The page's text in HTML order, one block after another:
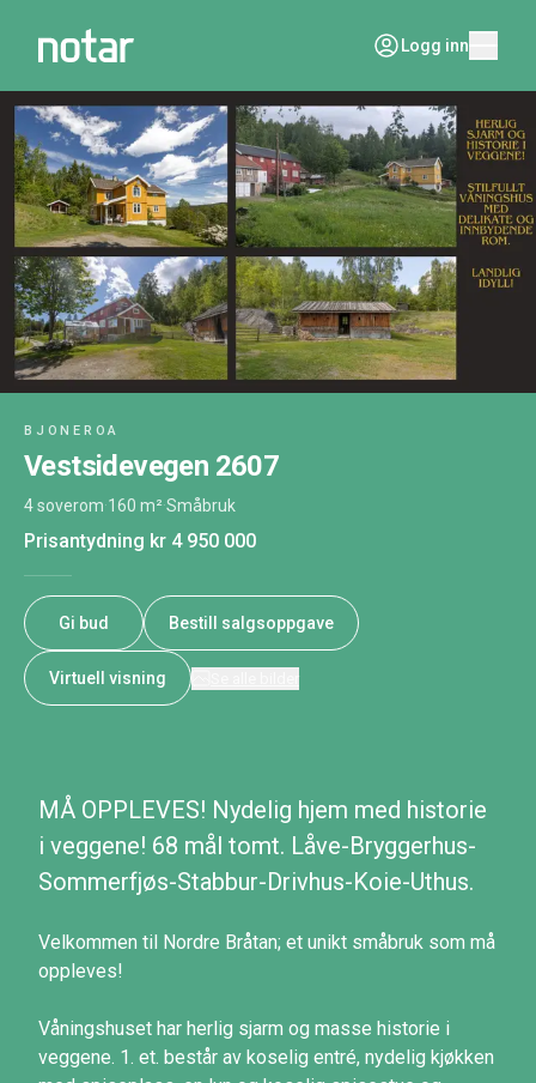
Logg inn
BJONEROA
Vestsidevegen 2607
4 soverom·160 m²·Småbruk
Prisantydning kr 4 950 000
Gi bud Bestill salgsoppgave
Virtuell visning
MÅ OPPLEVES! Nydelig hjem med historie
i veggene! 68 mål tomt. Låve-Bryggerhus-
Sommerfjøs-Stabbur-Drivhus-Koie-Uthus.
Velkommen til Nordre Bråtan; et unikt småbruk som må
oppleves!
Våningshuset har herlig sjarm og masse historie i
veggene. 1. et. består av koselig entré, nydelig kjøkken